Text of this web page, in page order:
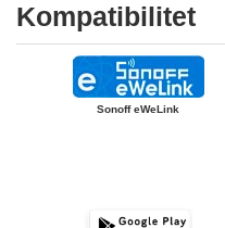
Kompatibilitet
Sonoff eWeLink